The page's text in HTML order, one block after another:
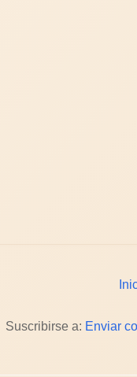
Suscribirse a: Enviar